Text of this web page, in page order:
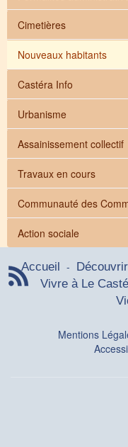
Cimetières
Nouveaux habitants
Castéra Info
Urbanisme
Assainissement collectif
Travaux en cours
Communauté des
Action sociale
Accueil -
Vivre à Le
Mentions